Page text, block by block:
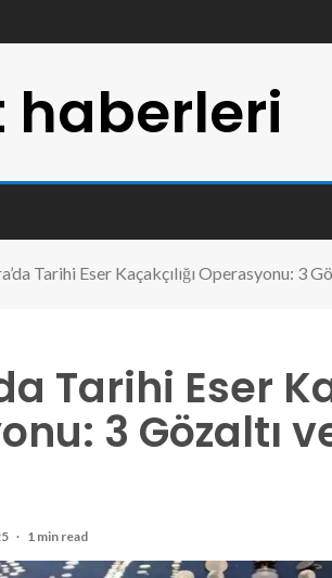
haberleri
Tarihi Eser Kaçakçılığı Operasyonu: 3
Tarihi Eser
3 Gözaltı
1 min read